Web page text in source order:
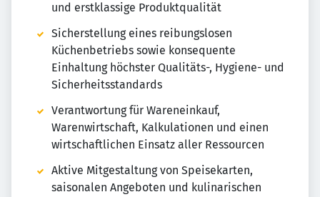
und erstklassige Produktqualität
Sicherstellung eines reibungslosen
Küchenbetriebs sowie konsequente
Einhaltung höchster Qualitäts-, Hygiene- und
Sicherheitsstandards
Verantwortung für Wareneinkauf,
Warenwirtschaft, Kalkulationen und einen
wirtschaftlichen Einsatz aller Ressourcen
Aktive Mitgestaltung von Speisekarten,
saisonalen Angeboten und kulinarischen